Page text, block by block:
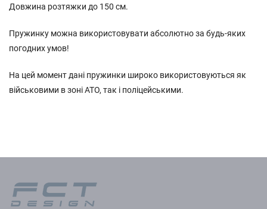
Довжина розтяжки до 150 см.
Пружинку можна використовувати абсолютно за будь-яких
погодних умов!
На цей момент дані пружинки широко використовуються як
військовими в зоні АТО, так і поліцейськими.